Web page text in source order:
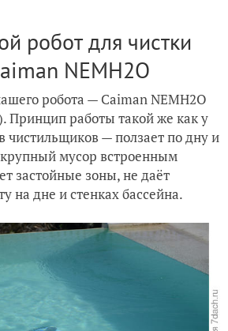
робот для чистки
NEMH2O
робота — Caiman NEMH2O
Принцип работы такой же как у
чистильщиков — ползает по дну и
мусор встроенным
застойные зоны, не даёт
на дне и стенках бассейна.